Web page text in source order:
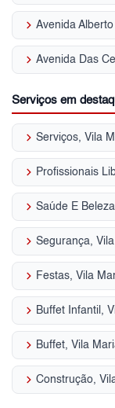
keyboard_arrow_right Avenida
keyboard_arrow_right Avenida Das
Serviços em
keyboard_arrow_right Serviços, Vila
keyboard_arrow_right Profissionais
keyboard_arrow_right Saúde E
keyboard_arrow_right Segurança,
keyboard_arrow_right Festas, Vila
keyboard_arrow_right Buffet Infantil,
keyboard_arrow_right Buffet, Vila
keyboard_arrow_right Construção,